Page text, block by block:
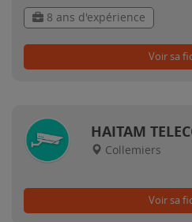
8 ans d'expérience
Voir sa
HAITAM
Collemiers
Voir sa